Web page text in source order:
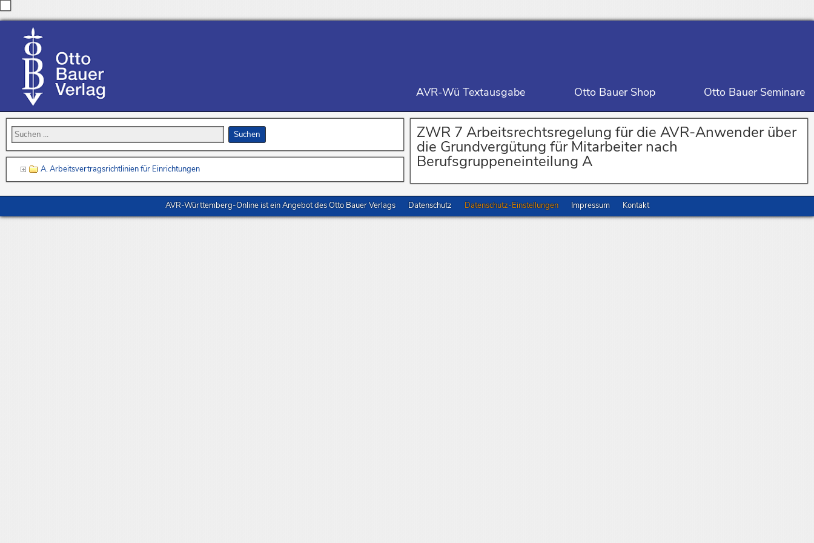
AVR-Wü Textausgabe Otto Bauer Shop Otto Bauer Seminare
ZWR 7 Arbeitsrechtsregelung für die AVR-Anwender über
die Grundvergütung für Mitarbeiter nach
Berufsgruppeneinteilung A
A. Arbeitsvertragsrichtlinien für Einrichtungen
AVR-Württemberg-Online ist ein Angebot des Otto Bauer Verlags Datenschutz Datenschutz-Einstellungen Impressum Kontakt